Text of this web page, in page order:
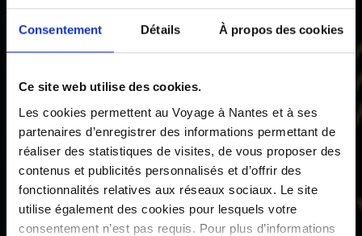
Consentement Détails À propos des cookies
Ce site web utilise des cookies.
Les cookies permettent au Voyage à Nantes et à ses
partenaires d’enregistrer des informations permettant de
réaliser des statistiques de visites, de vous proposer des
contenus et publicités personnalisés et d’offrir des
fonctionnalités relatives aux réseaux sociaux. Le site
utilise également des cookies pour lesquels votre
consentement n’est pas requis. Pour plus d’informations